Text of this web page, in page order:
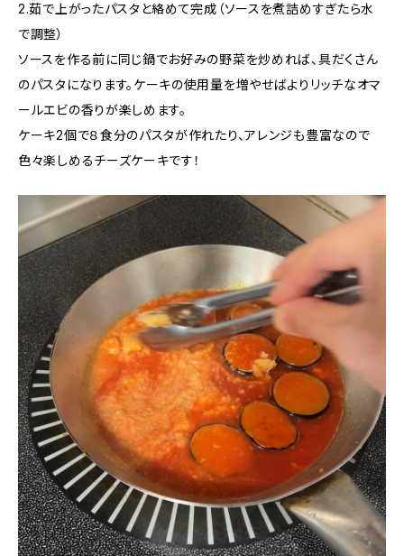
2.茹で上がったパスタと絡めて完成（ソースを煮詰めすぎたら水
で調整）
ソースを作る前に同じ鍋でお好みの野菜を炒めれば、具だくさん
のパスタになります。ケーキの使用量を増やせばよりリッチなオマ
ールエビの香りが楽しめます。
ケーキ2個で８食分のパスタが作れたり、アレンジも豊富なので
色々楽しめるチーズケーキです！